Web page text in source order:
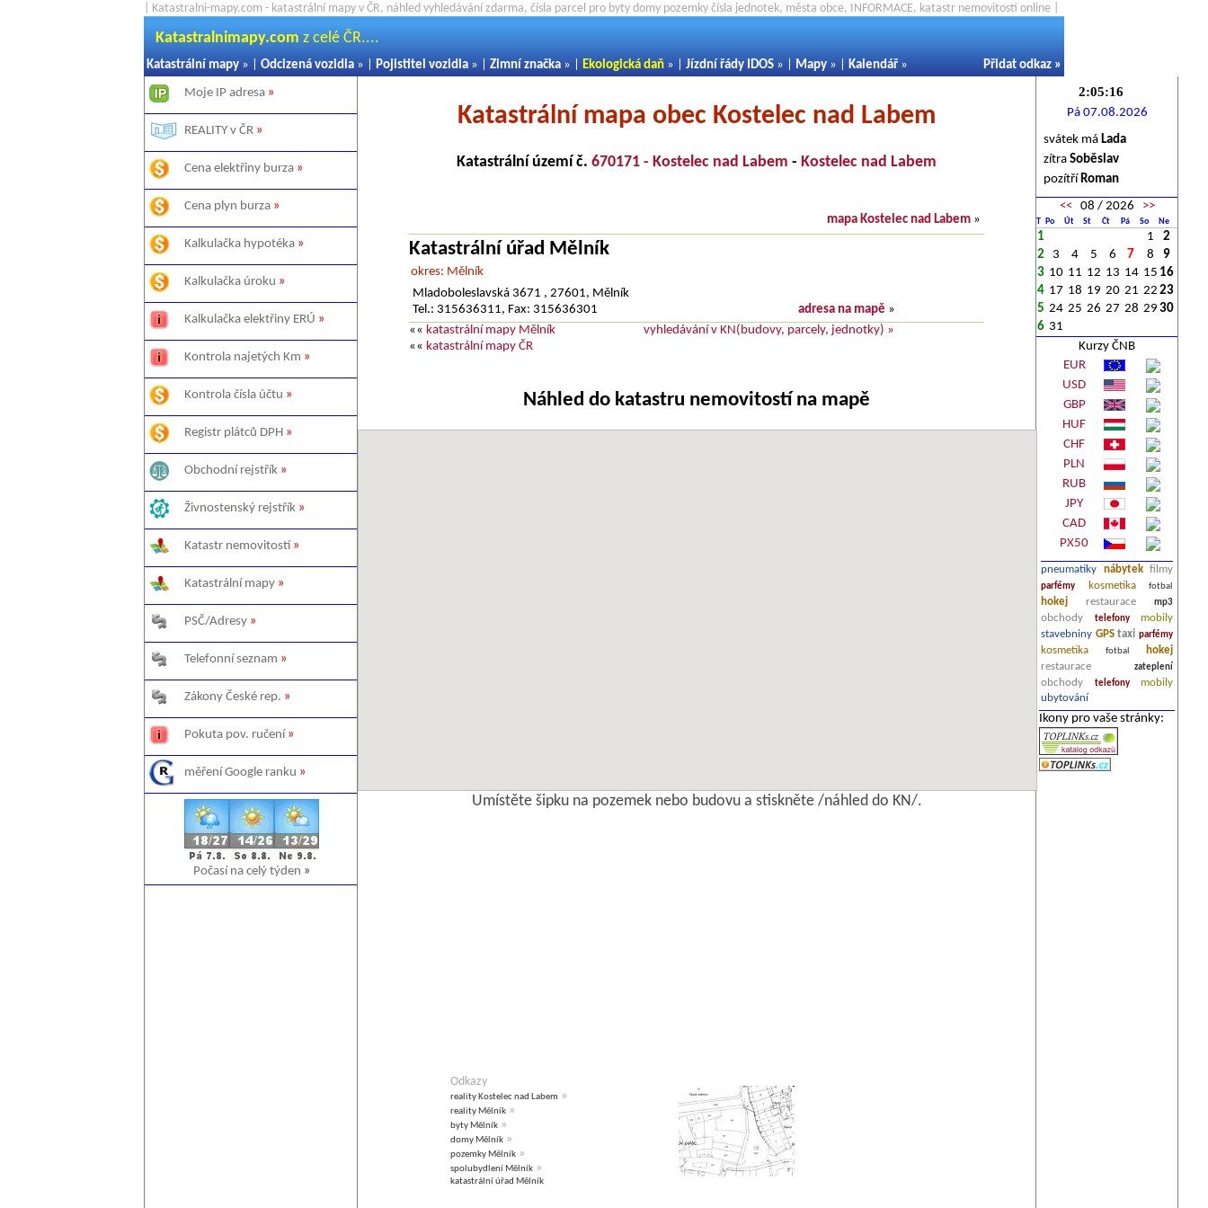
| Katastralni-mapy.com - katastrální mapy v ČR, náhled vyhledávání zdarma, čísla parcel pro byty domy pozemky čísla jednotek, města obce, INFORMACE, katastr nemovitostí online |
Katastralnimapy.com z celé ČR....
Katastrální mapy » | Odcizená vozidla » | Pojistitel vozidla » | Zimní značka » | Ekologická daň » | Jízdní řády IDOS » | Mapy » | Kalendář » Přidat odkaz »
Moje IP adresa »
REALITY v ČR »
Cena elektřiny burza »
Cena plyn burza »
Kalkulačka hypotéka »
Kalkulačka úroku »
Kalkulačka elektřiny ERÚ »
Kontrola najetých Km »
Kontrola čísla účtu »
Registr plátců DPH »
Obchodní rejstřík »
Živnostenský rejstřík »
Katastr nemovitostí »
Katastrální mapy »
PSČ/Adresy »
Telefonní seznam »
Zákony České rep. »
Pokuta pov. ručení »
měření Google ranku »
Počasí na celý týden »
Katastrální mapa obec Kostelec nad Labem
Katastrální území č. 670171 - Kostelec nad Labem - Kostelec nad Labem
mapa Kostelec nad Labem »
Katastrální úřad Mělník
okres: Mělník
Mladoboleslavská 3671 , 27601, Mělník
Tel.: 315636311, Fax: 315636301
adresa na mapě »
«« katastrální mapy Mělník
«« katastrální mapy ČR
vyhledávání v KN(budovy, parcely, jednotky) »
Náhled do katastru nemovitostí na mapě
Umístěte šipku na pozemek nebo budovu a stiskněte /náhled do KN/.
Odkazy
reality Kostelec nad Labem »
reality Mělník »
byty Mělník »
domy Mělník »
pozemky Mělník »
spolubydlení Mělník »
katastrální úřad Mělník
Pá 07.08.2026
svátek má Lada
zítra Soběslav
pozítří Roman
<<08 / 2026 >>
T Po Út St Čt Pá So Ne
1 1
2
2
3 4 5 6 7 8
9
3 10 11 12 13 14 15 16
4 17 18 19 20 21 22 23
5 24 25 26 27 28 29 30
6 31
Kurzy ČNB
EUR
USD
GBP
HUF
CHF
PLN
RUB
JPY
CAD
PX50
pneumatiky nábytek filmy
parfémy kosmetika fotbal
hokej restaurace mp3
obchody telefony
mobily
stavebniny GPS taxi parfémy
kosmetika fotbal
hokej
restaurace
zateplení
obchody telefony
mobily
ubytování
Ikony pro vaše stránky: